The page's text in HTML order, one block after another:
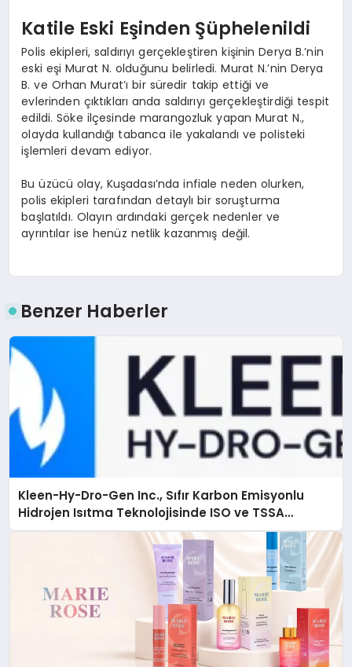
Katile Eski Eşinden Şüphelenildi
Polis ekipleri, saldırıyı gerçekleştiren kişinin Derya B.’nin
eski eşi Murat N. olduğunu belirledi. Murat N.’nin Derya
B. ve Orhan Murat’ı bir süredir takip ettiği ve
evlerinden çıktıkları anda saldırıyı gerçekleştirdiği tespit
edildi. Söke ilçesinde marangozluk yapan Murat N.,
olayda kullandığı tabanca ile yakalandı ve polisteki
işlemleri devam ediyor.
Bu üzücü olay, Kuşadası’nda infiale neden olurken,
polis ekipleri tarafından detaylı bir soruşturma
başlatıldı. Olayın ardındaki gerçek nedenler ve
ayrıntılar ise henüz netlik kazanmış değil.
Benzer Haberler
Kleen-Hy-Dro-Gen Inc., Sıfır Karbon Emisyonlu
Hidrojen Isıtma Teknolojisinde ISO ve TSSA
Düzenleyici Onaylarını Aldı